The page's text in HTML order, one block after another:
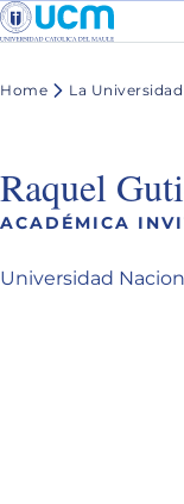
Home La Universidad
Raquel
ACADÉMICA
Universidad